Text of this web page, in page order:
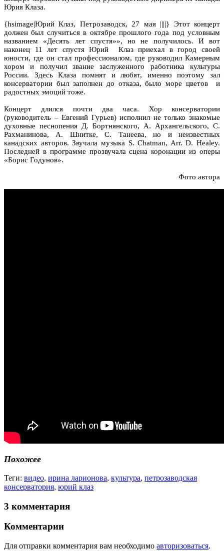
Юрия Клаза.
{hsimage|Юрий Клаз, Петрозаводск, 27 мая ||||} Этот концерт
должен был случиться в октябре прошлого года под условным
названием «Десять лет спустя»», но не получилось. И вот
наконец 11 лет спустя Юрий Клаз приехал в город своей
юности, где он стал профессионалом, где руководил Камерным
хором и получил звание заслуженного работника культуры
России. Здесь Клаза помнят и любят, именно поэтому зал
консерватории был заполнен до отказа, было море цветов и
радостных эмоций тоже.
Концерт длился почти два часа. Хор консерватории
(руководитель – Евгений Гурьев) исполнил не только знакомые
духовные песнопения Д. Бортнянского, А. Архангельского, С.
Рахманинова, А. Шнитке, С. Танеева, но и неизвестных
канадских авторов. Звучала музыка S. Chatman, Arr. D. Healey.
Последней в программе прозвучала сцена коронации из оперы
«Борис Годунов».
Фото автора
Похожее
Теги: видео, ирина ларионова, культура, петрозаводская
консерватория, юрий клаз
3 комментария
Комментарии
Для отправки комментария вам необходимо авторизоваться.